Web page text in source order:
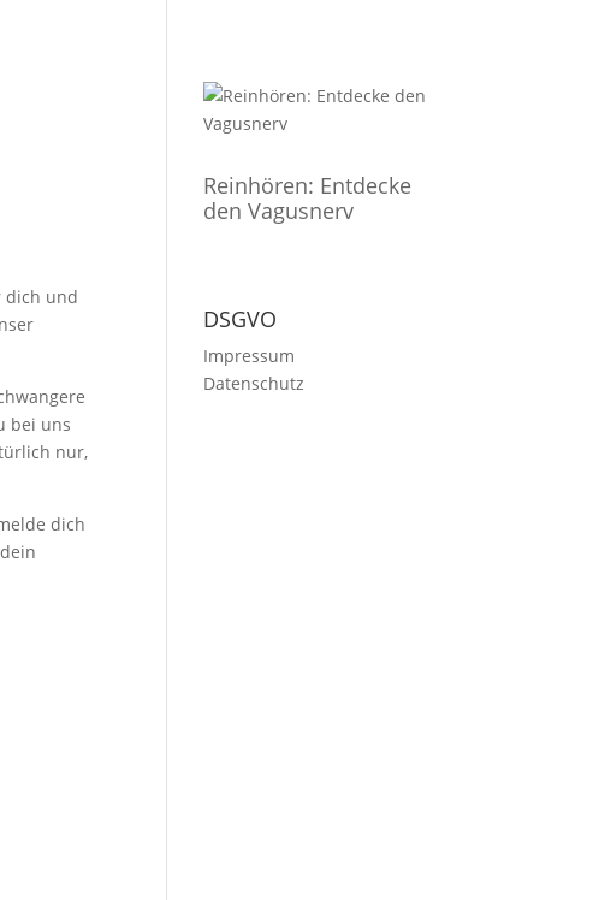
dich und
bei uns
nur,
dich
Reinhören: Entdecke
den Vagusnerv
DSGVO
Impressum
Datenschutz